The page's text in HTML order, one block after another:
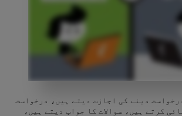
درخواست دینے کی اجازت دیتے ہیں، درخواست
کرتے ہیں، سوالات کا جواب دیتے ہیں،